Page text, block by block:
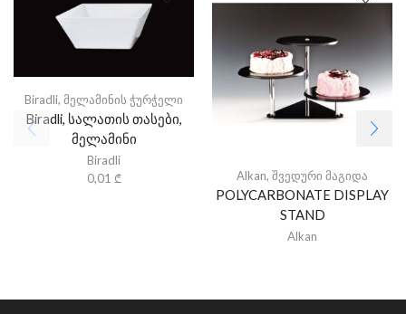
Biradli, მელამინის ჭურჭელი
Biradli, სალათის თასები,
მელამინი
Biradli
0,01 ₾ Alkan, შვედური მაგიდა
POLYCARBONATE DISPLAY
STAND
Alkan